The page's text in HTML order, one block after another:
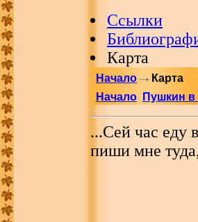
Ссылки
Карта
Начало
Карта
Начало Пушкин в
...Сей час еду
пиши мне